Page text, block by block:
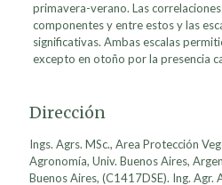
primavera-verano. Las
componentes y entre estos y las
significativas. Ambas escalas
excepto en otoño por la presencia
Dirección
Ings. Agrs. MSc., Area Protección
Agronomía, Univ. Buenos Aires,
Buenos Aires, (C1417DSE). Ing. Agr.